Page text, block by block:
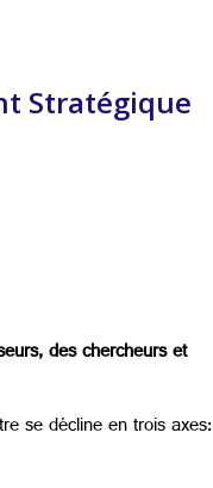
Stratégique
des chercheurs et
se décline en trois axes: